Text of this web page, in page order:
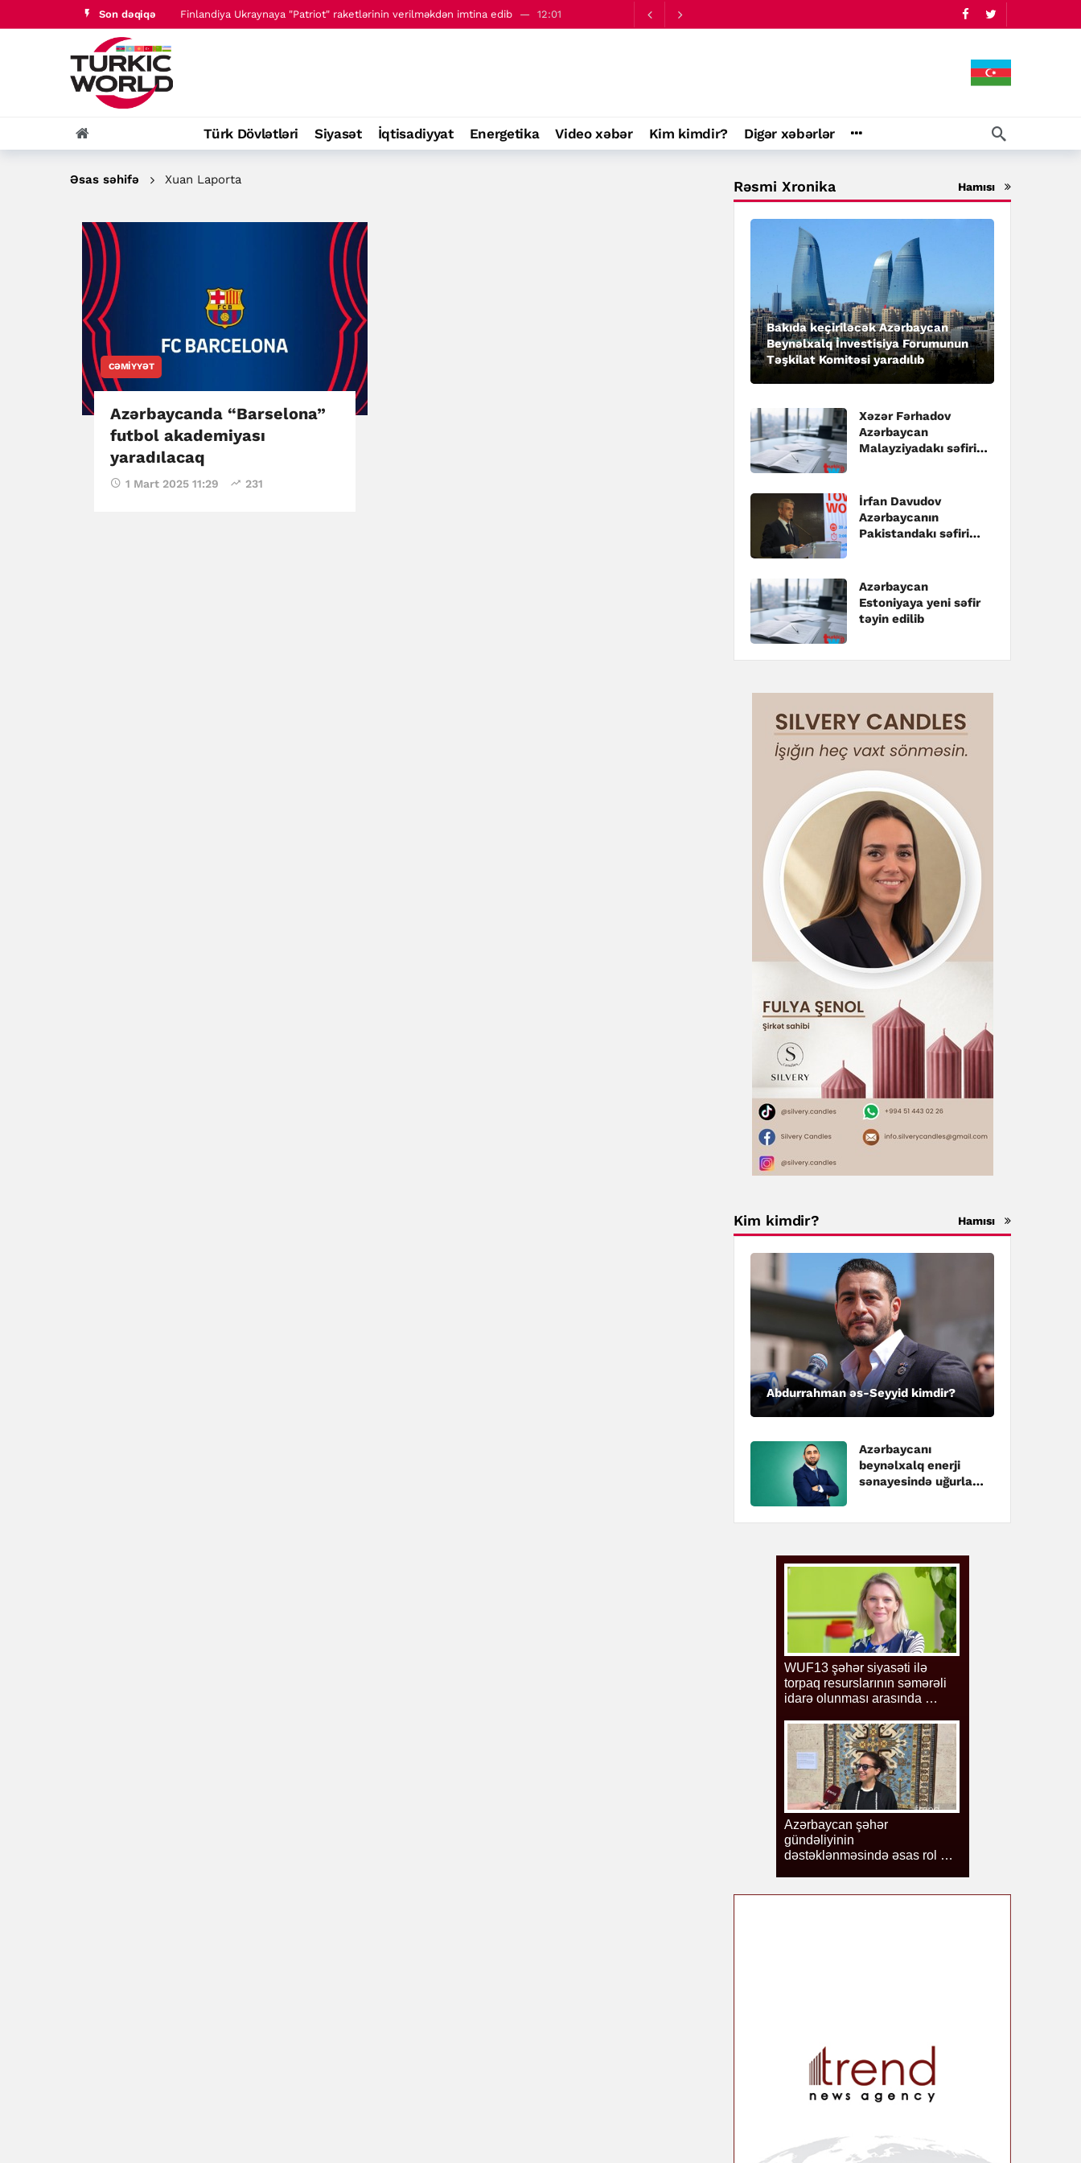
Son dəqiqə Finlandiya Ukraynaya "Patriot" raketlərinin verilməkdən imtina edib 12:01
Türk Dövlətləri Siyasət İqtisadiyyat Energetika Video xəbər Kim kimdir? Digər xəbərlər
Əsas səhifə Xuan Laporta
CƏMIYYƏT
Azərbaycanda “Barselona”
futbol akademiyası
yaradılacaq
1 Mart 2025 11:29 231
Rəsmi Xronika Hamısı
Bakıda keçiriləcək Azərbaycan
Beynəlxalq İnvestisiya Forumunun
Təşkilat Komitəsi yaradılıb
Xəzər Fərhadov
Azərbaycan
Malayziyadakı səfiri
İrfan Davudov
Azərbaycanın
Pakistandakı səfiri
Azərbaycan
Estoniyaya yeni səfir
təyin edilib
Kim kimdir? Hamısı
Abdurrahman əs-Seyyid kimdir?
Azərbaycanı
beynəlxalq enerji
sənayesində uğurla